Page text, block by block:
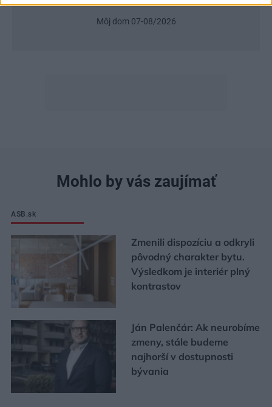
Môj dom 07-08/2026
Mohlo by vás zaujímať
ASB.sk
Zmenili dispozíciu a odkryli
pôvodný charakter bytu.
Výsledkom je interiér plný
kontrastov
Ján Palenčár: Ak neurobíme
zmeny, stále budeme
najhorší v dostupnosti
bývania